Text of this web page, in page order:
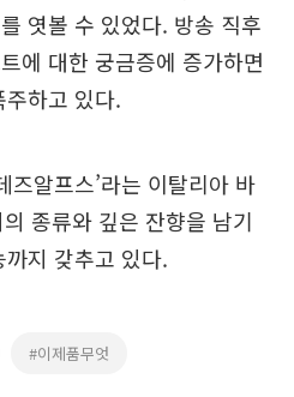
엿볼 수 있었다. 방송 직후
에 대한 궁금증에 증가하면
하고 있다.
즈알프스’라는 이탈리아 바
종류와 깊은 잔향을 남기
지 갖추고 있다.
#이제품무엇